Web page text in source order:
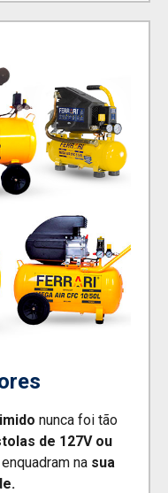
nunca foi tão
de 127V ou
na sua